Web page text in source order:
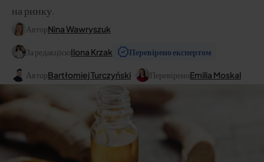
на ринку.
АвторNina Wawryszuk
За редакцієюIlona Krzak Перевірено експертом
АвторBartłomiej Turczyński ПеревіреноEmilia Moskal